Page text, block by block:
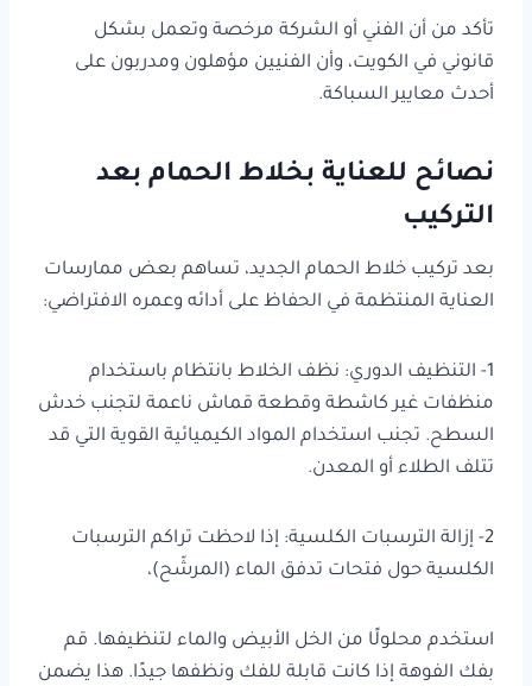
تأكد من أن الفني أو الشركة مرخصة وتعمل بشكل
قانوني في الكويت، وأن الفنيين مؤهلون ومدربون على
أحدث معايير السباكة.
نصائح للعناية بخلاط الحمام بعد
التركيب
بعد تركيب خلاط الحمام الجديد، تساهم بعض ممارسات
العناية المنتظمة في الحفاظ على أدائه وعمره الافتراضي:
1- التنظيف الدوري: نظف الخلاط بانتظام باستخدام
منظفات غير كاشطة وقطعة قماش ناعمة لتجنب خدش
السطح. تجنب استخدام المواد الكيميائية القوية التي قد
تتلف الطلاء أو المعدن.
2- إزالة الترسبات الكلسية: إذا لاحظت تراكم الترسبات
الكلسية حول فتحات تدفق الماء (المرشّح)،
استخدم محلولًا من الخل الأبيض والماء لتنظيفها. قم
بفك الفوهة إذا كانت قابلة للفك ونظفها جيدًا. هذا يضمن